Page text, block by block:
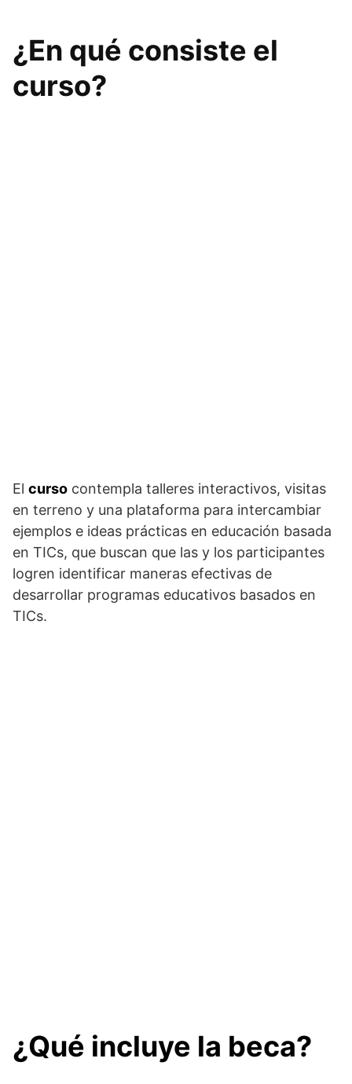
¿En qué consiste el
curso?
El curso contempla talleres interactivos, visitas
en terreno y una plataforma para intercambiar
ejemplos e ideas prácticas en educación basada
en TICs, que buscan que las y los participantes
logren identificar maneras efectivas de
desarrollar programas educativos basados en
TICs.
¿Qué incluye la beca?